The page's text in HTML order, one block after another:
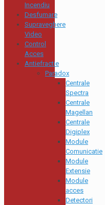
Incendiu
Desfumare
Supraveghere
Video
Control
Acces
Antiefractie
Paradox
Centrale
Spectra
Centrale
Magellan
Centrale
Digiplex
Module
Comunicatie
Module
Extensie
Module
acces
Detectori